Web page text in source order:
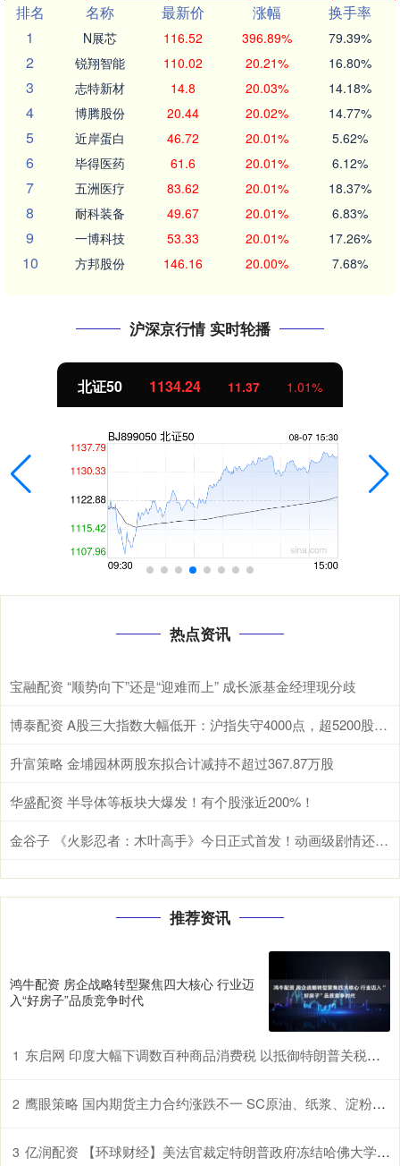
排名
名称 最新价 涨幅
换手率
1
N展芯 116.52 396.89% 79.39%
2 锐翔智能 110.02 20.21% 16.80%
3 志特新材 14.8 20.03% 14.18%
4 博腾股份 20.44 20.02% 14.77%
5 近岸蛋白 46.72 20.01% 5.62%
6 毕得医药 61.6 20.01% 6.12%
7 五洲医疗 83.62 20.01% 18.37%
8 耐科装备 49.67 20.01% 6.83%
9 一博科技 53.33 20.01% 17.26%
10 方邦股份 146.16 20.00% 7.68%
沪深京行情 实时轮播
北证50 1134.24 11.37 1.01%
热点资讯
宝融配资 “顺势向下”还是“迎难而上” 成长派基金经理现分歧
博泰配资 A股三大指数大幅低开：沪指失守4000点，超5200股飘绿
升富策略 金埔园林两股东拟合计减持不超过367.87万股
华盛配资 半导体等板块大爆发！有个股涨近200%！
金谷子 《火影忍者：木叶高手》今日正式首发！动画级剧情还原引爆热血DNA_资源_游戏_手游
推荐资讯
鸿牛配资 房企战略转型聚焦四大核心 行业迈
入“好房子”品质竞争时代
1 东启网 印度大幅下调数百种商品消费税 以抵御特朗普关税冲击
2 鹰眼策略 国内期货主力合约涨跌不一 SC原油、纸浆、淀粉、原木、棉花涨超1%
3 亿润配资 【环球财经】美法官裁定特朗普政府冻结哈佛大学经费违宪